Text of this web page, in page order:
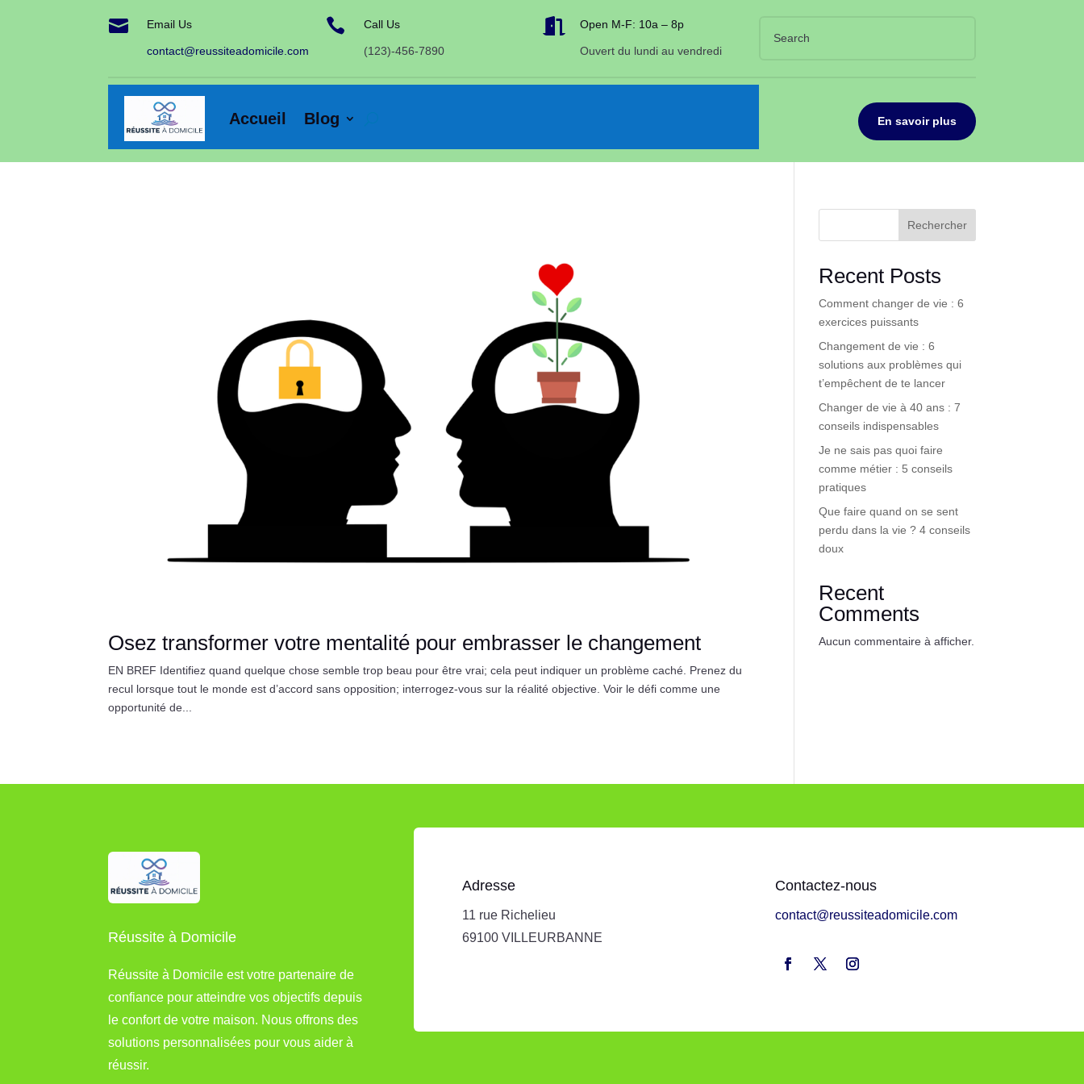
 Email Us
contact@reussiteadomicile.com
 Call Us
(123)-456-7890
 Open M-F: 10a – 8p
Ouvert du lundi au vendredi
Accueil Blog En savoir plus
Osez transformer votre mentalité pour embrasser le changement
EN BREF Identifiez quand quelque chose semble trop beau pour être vrai; cela peut indiquer un problème caché. Prenez du
recul lorsque tout le monde est d’accord sans opposition; interrogez-vous sur la réalité objective. Voir le défi comme une
opportunité de...
Rechercher
Recent Posts
Comment changer de vie : 6
exercices puissants
Changement de vie : 6
solutions aux problèmes qui
t’empêchent de te lancer
Changer de vie à 40 ans : 7
conseils indispensables
Je ne sais pas quoi faire
comme métier : 5 conseils
pratiques
Que faire quand on se sent
perdu dans la vie ? 4 conseils
doux
Recent
Comments
Aucun commentaire à afficher.
Réussite à Domicile
Réussite à Domicile est votre partenaire de
confiance pour atteindre vos objectifs depuis
le confort de votre maison. Nous offrons des
solutions personnalisées pour vous aider à
réussir.
Adresse
11 rue Richelieu
69100 VILLEURBANNE
Contactez-nous
contact@reussiteadomicile.com